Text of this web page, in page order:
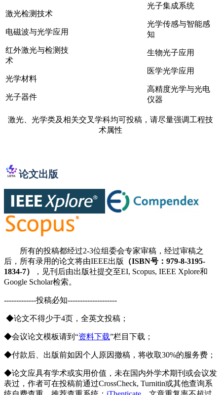
激光检测技术
电磁波与光学应用
红外激光与检测技
术
光学材料
光子器件
光子集成系统
光学传感与智能感
知
生物光子应用
医学光学应用
高精度光学与光电
仪器
激光、光学类及相关交叉学科均可投稿，请尽量强调工程技
术属性
论文出版
所有的投稿都经过2-3位组委会专家审稿，经过审稿之
后，所有录用的论文将由IEEE出版
（ISBN号：979-8-3195-
1834-7）
，见刊后由出版社提交至EI, Scopus, IEEE Xplore和
Google Scholar检索。
-------------投稿必知--------------------
◆论文不得少于4页，全英文投稿；
◆会议论文模板请到“资料下载”栏目下载；
◆付款后、出版前如因个人原因撤稿，将收取30%的服务费；
◆论文应具有学术或实用价值，未在国内外学术期刊或会议发
表过，作者可在投稿前通过CrossCheck, Turnitin或其他查询系